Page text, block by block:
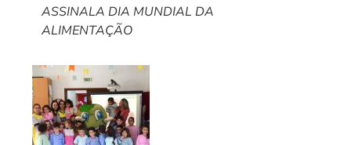
ASSINALA DIA MUNDIAL DA
ALIMENTAÇÃO